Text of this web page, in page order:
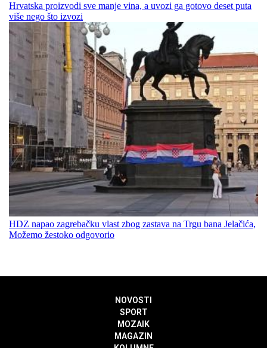
Hrvatska proizvodi sve manje vina, a uvozi ga gotovo deset puta
više nego što izvozi
HDZ napao zagrebačku vlast zbog zastava na Trgu bana Jelačića,
Možemo žestoko odgovorio
NOVOSTI
SPORT
MOZAIK
MAGAZIN